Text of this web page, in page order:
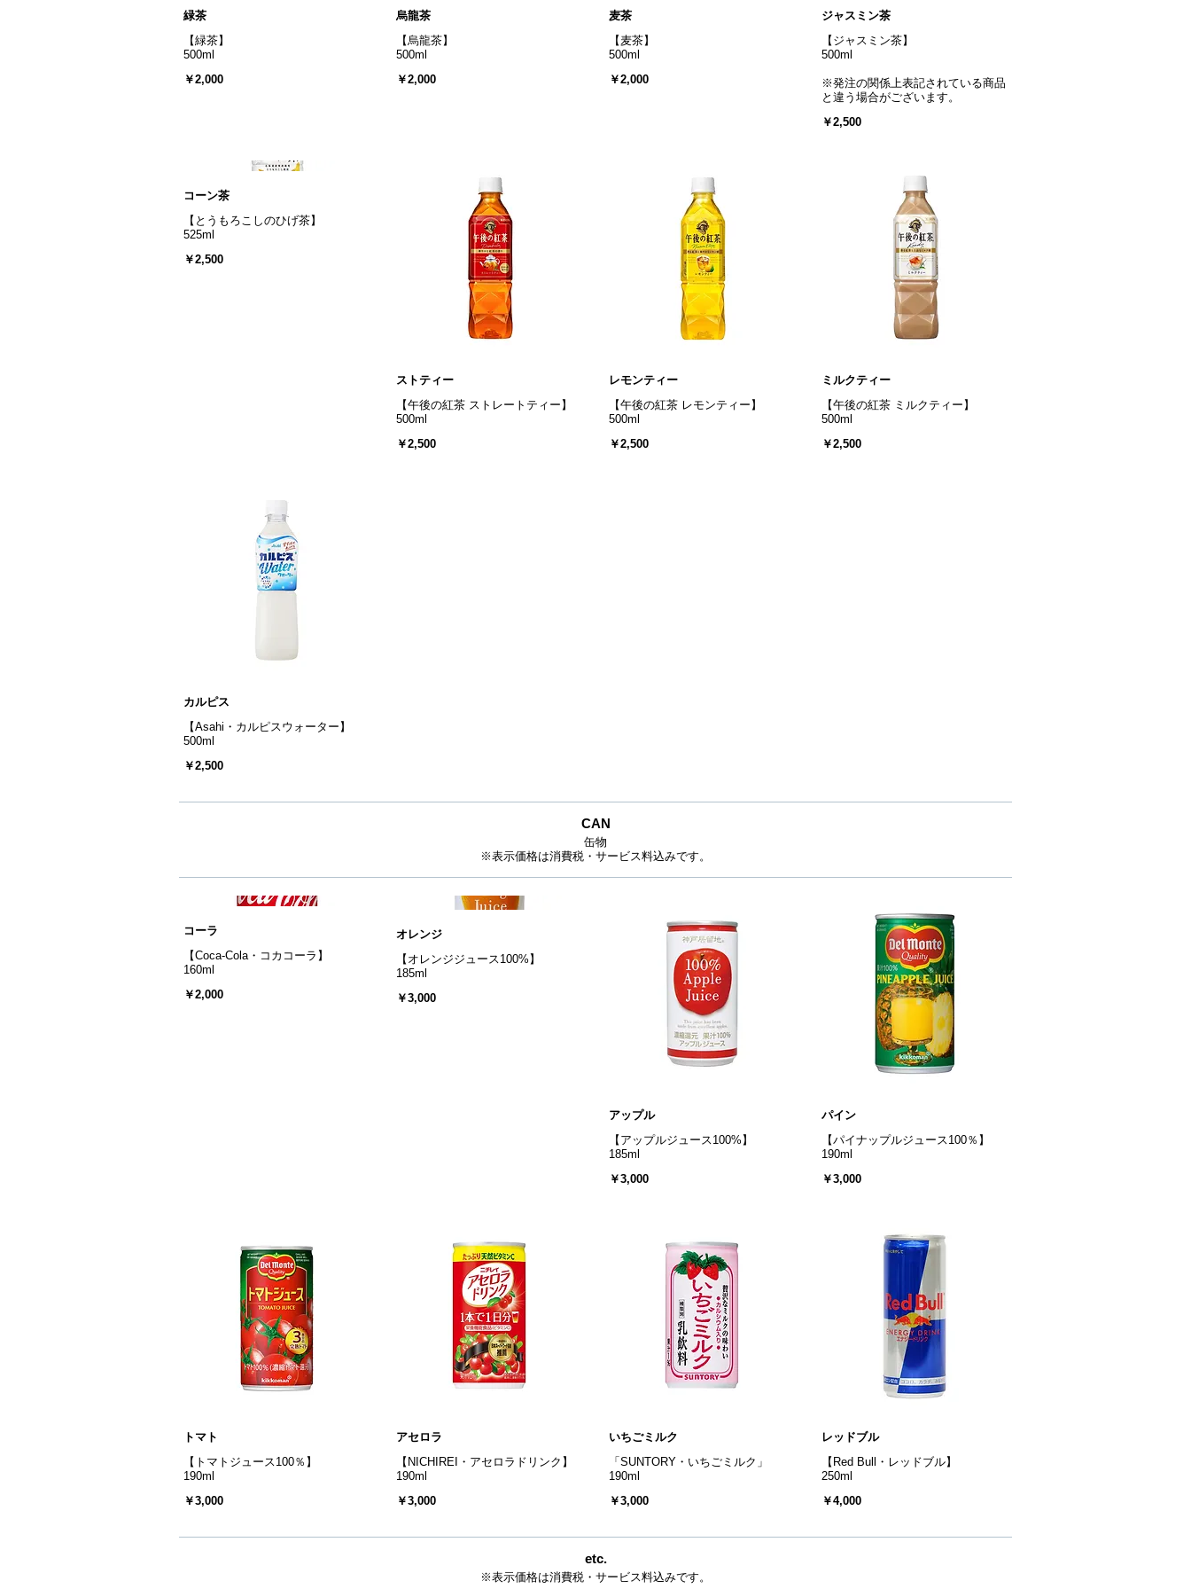
緑茶
【緑茶】
500ml
￥2,000
烏龍茶
【烏龍茶】
500ml
￥2,000
麦茶
【麦茶】
500ml
￥2,000
ジャスミン茶
【ジャスミン茶】
500ml
※発注の関係上表記されている商品
と違う場合がございます。
￥2,500
コーン茶
【とうもろこしのひげ茶】
525ml
￥2,500
ストティー
【午後の紅茶 ストレートティー】
500ml
￥2,500
レモンティー
【午後の紅茶 レモンティー】
500ml
￥2,500
ミルクティー
【午後の紅茶 ミルクティー】
500ml
￥2,500
カルピス
【Asahi・カルピスウォーター】
500ml
￥2,500
CAN
缶物
※表示価格は消費税・サービス料込みです。
コーラ
【Coca-Cola・コカコーラ】
￥2,000
オレンジ
【オレンジジュース100%】
185ml
￥3,000
アップル
【アップルジュース100%】
185ml
￥3,000
パイン
【パイナップルジュース100％】
190ml
￥3,000
トマト
【トマトジュース100％】
190ml
￥3,000
アセロラ
【NICHIREI・アセロラドリンク】
190ml
￥3,000
いちごミルク
「SUNTORY・いちごミルク」
190ml
￥3,000
レッドブル
【Red Bull・レッドブル】
250ml
￥4,000
etc.
※表示価格は消費税・サービス料込みです。